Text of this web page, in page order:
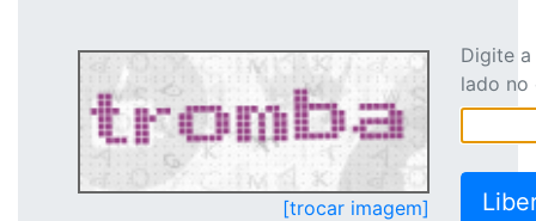
[trocar imagem]
Digite
lado no